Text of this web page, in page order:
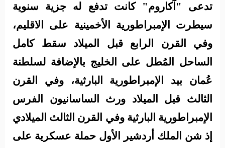
تدعى "آكاروم" كانت تدفع له جزية سنوية
سيطرت الإمبراطورية الأخمينية على الاقليم،
وفي القرن الرابع قبل الميلاد سقط كامل
الساحل المُطل على الخليج بالإضافة لسلطنة
عُمان بيد الإمبراطورية البارثية، وفي القرن
الثالث قبل الميلاد ورث الساسانيون الفرس
الإمبراطورية البارثية وفي القرن الثالث الميلادي
إذ شن الملك أردشير الأول حملة عسكرية على